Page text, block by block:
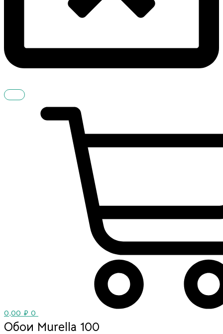
0,00 ₽ 0
Обои Murella 100